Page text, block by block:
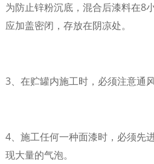
为防止锌粉沉底，混合后漆料在8
应加盖密闭，存放在阴凉处。
3、在贮罐内施工时，必须注意通风
4、施工任何一种面漆时，必须先
现大量的气泡。